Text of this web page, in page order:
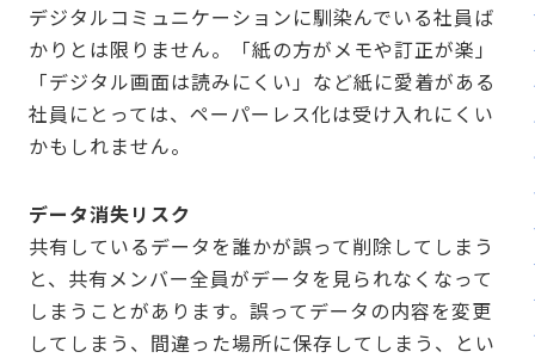
デジタルコミュニケーションに馴染んでいる社員ば
かりとは限りません。「紙の方がメモや訂正が楽」
「デジタル画面は読みにくい」など紙に愛着がある
社員にとっては、ペーパーレス化は受け入れにくい
かもしれません。
データ消失リスク
共有しているデータを誰かが誤って削除してしまう
と、共有メンバー全員がデータを見られなくなって
しまうことがあります。誤ってデータの内容を変更
してしまう、間違った場所に保存してしまう、とい